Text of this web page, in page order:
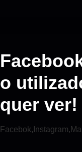
o
quer ver!
Facebok, Instagram,